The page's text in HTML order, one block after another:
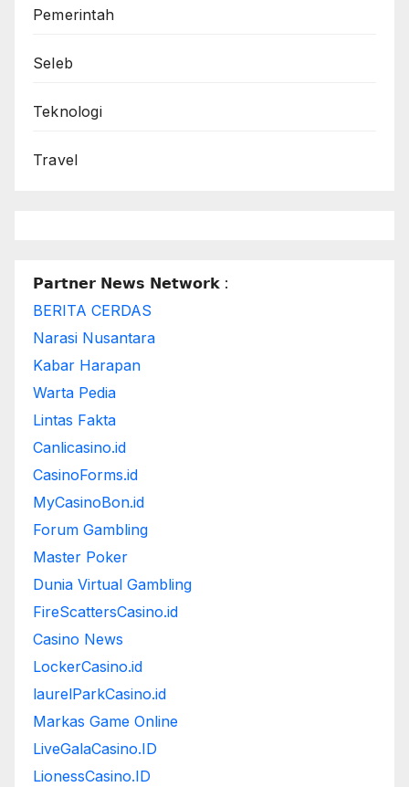
Pemerintah
Seleb
Teknologi
Travel
𝗣𝗮𝗿𝘁𝗻𝗲𝗿 𝗡𝗲𝘄𝘀 𝗡𝗲𝘁𝘄𝗼𝗿𝗸 :
BERITA CERDAS
Narasi Nusantara
Kabar Harapan
Warta Pedia
Lintas Fakta
Canlicasino.id
CasinoForms.id
MyCasinoBon.id
Forum Gambling
Master Poker
Dunia Virtual Gambling
FireScattersCasino.id
Casino News
LockerCasino.id
laurelParkCasino.id
Markas Game Online
LiveGalaCasino.ID
LionessCasino.ID